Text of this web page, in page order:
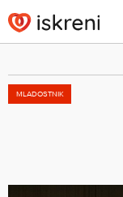
to
content
MLADOSTNIK